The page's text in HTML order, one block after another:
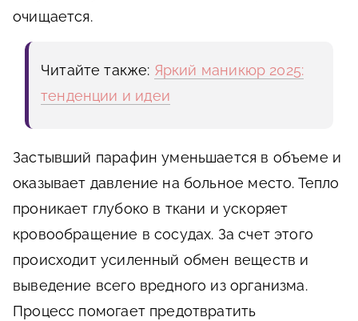
очищается.
Читайте также: Яркий маникюр 2025:
тенденции и идеи
Застывший парафин уменьшается в объеме и
оказывает давление на больное место. Тепло
проникает глубоко в ткани и ускоряет
кровообращение в сосудах. За счет этого
происходит усиленный обмен веществ и
выведение всего вредного из организма.
Процесс помогает предотвратить